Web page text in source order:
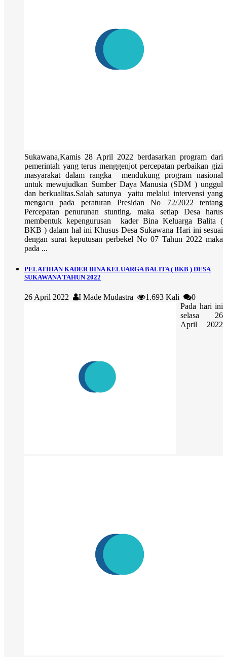
Sukawana,Kamis 28 April 2022 berdasarkan program dari
pemerintah yang terus menggenjot percepatan perbaikan gizi
masyarakat dalam rangka mendukung program nasional
untuk mewujudkan Sumber Daya Manusia (SDM ) unggul
dan berkualitas.Salah satunya yaitu melalui intervensi yang
mengacu pada peraturan Presidan No 72/2022 tentang
Percepatan penurunan stunting. maka setiap Desa harus
membentuk kepengurusan kader Bina Keluarga Balita (
BKB ) dalam hal ini Khusus Desa Sukawana Hari ini sesuai
dengan surat keputusan perbekel No 07 Tahun 2022 maka
pada ...
PELATIHAN KADER BINA KELUARGA BALITA ( BKB ) DESA
SUKAWANA TAHUN 2022
26 April 2022 I Made Mudastra 1.693 Kali
0
Pada hari ini
selasa 26
April 2022